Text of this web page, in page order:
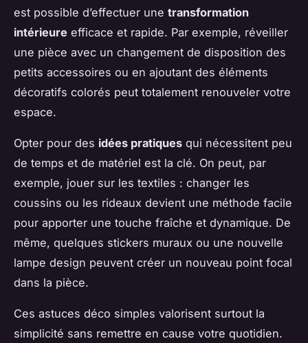
est possible d’effectuer une transformation
intérieure efficace et rapide. Par exemple, réveiller
une pièce avec un changement de disposition des
petits accessoires ou en ajoutant des éléments
décoratifs colorés peut totalement renouveler votre
espace.
Opter pour des idées pratiques qui nécessitent peu
de temps et de matériel est la clé. On peut, par
exemple, jouer sur les textiles : changer les
coussins ou les rideaux devient une méthode facile
pour apporter une touche fraîche et dynamique. De
même, quelques stickers muraux ou une nouvelle
lampe design peuvent créer un nouveau point focal
dans la pièce.
Ces astuces déco simples valorisent surtout la
simplicité sans remettre en cause votre quotidien.